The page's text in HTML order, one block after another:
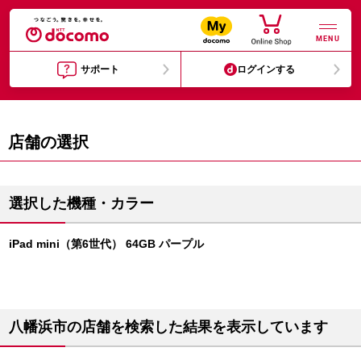
MENU
サポート ログインする
店舗の選択
選択した機種・カラー
iPad mini（第6世代） 64GB パープル
八幡浜市の店舗を検索した結果を表示しています